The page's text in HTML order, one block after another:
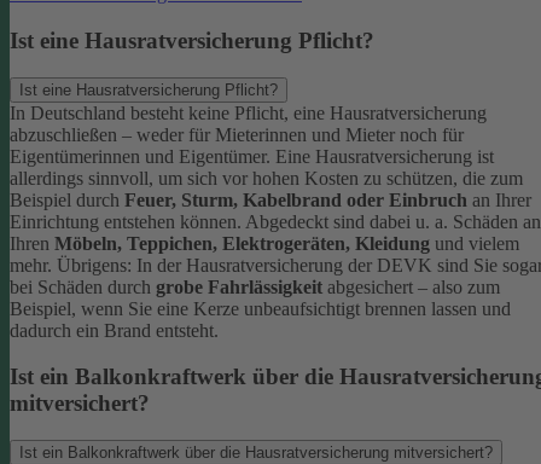
Ist eine Hausratversicherung Pflicht?
Ist eine Hausratversicherung Pflicht?
In Deutschland besteht keine Pflicht, eine Hausratversicherung
abzuschließen – weder für Mieterinnen und Mieter noch für
Eigentümerinnen und Eigentümer. Eine Hausratversicherung ist
allerdings sinnvoll, um sich vor hohen Kosten zu schützen, die zum
Beispiel durch Feuer, Sturm, Kabelbrand oder Einbruch an Ihrer
Einrichtung entstehen können. Abgedeckt sind dabei u. a. Schäden an
Ihren Möbeln, Teppichen, Elektrogeräten, Kleidung und vielem
mehr. Übrigens: In der Hausratversicherung der DEVK sind Sie
bei Schäden durch grobe Fahrlässigkeit abgesichert – also zum
Beispiel, wenn Sie eine Kerze unbeaufsichtigt brennen lassen und
dadurch ein Brand entsteht.
Ist ein Balkonkraftwerk über die
mitversichert?
Ist ein Balkonkraftwerk über die Hausratversicherung mitversichert?